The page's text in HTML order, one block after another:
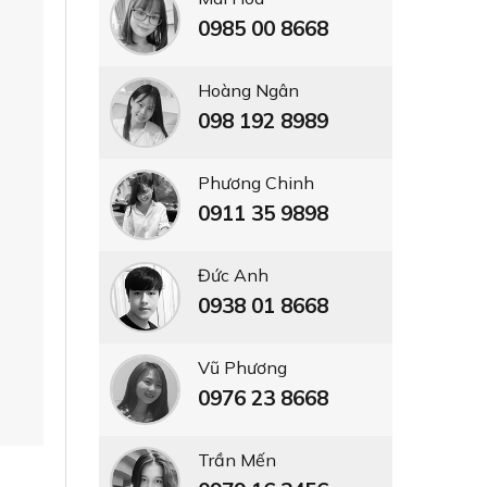
0985 00 8668
Hoàng Ngân
098 192 8989
Phương Chinh
0911 35 9898
Đức Anh
0938 01 8668
Vũ Phương
0976 23 8668
Trần Mến